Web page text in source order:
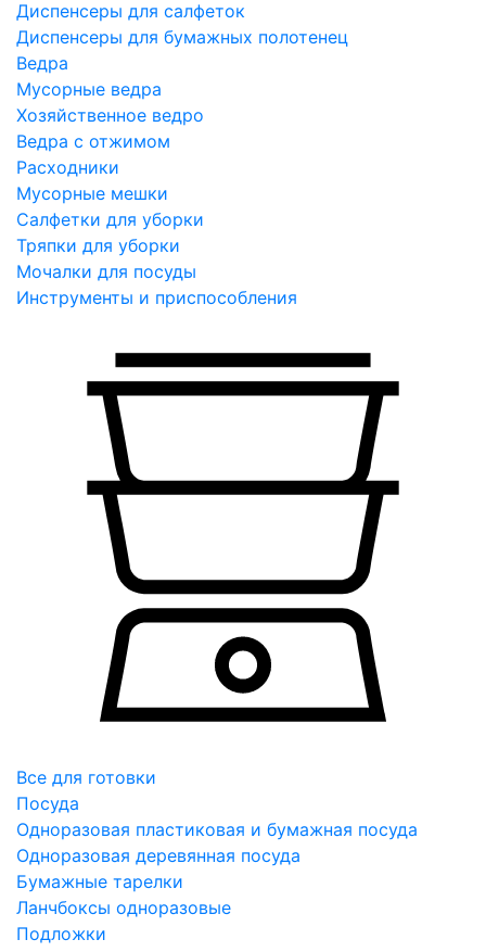
Диспенсеры для салфеток
Диспенсеры для бумажных полотенец
Ведра
Мусорные ведра
Хозяйственное ведро
Ведра с отжимом
Расходники
Мусорные мешки
Салфетки для уборки
Тряпки для уборки
Мочалки для посуды
Инструменты и приспособления
Все для готовки
Посуда
Одноразовая пластиковая и бумажная посуда
Одноразовая деревянная посуда
Бумажные тарелки
Ланчбоксы одноразовые
Подложки